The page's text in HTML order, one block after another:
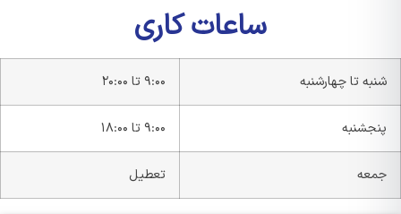
ساعات کاری
تا چهارشنبه ۹:۰۰ تا ۲۰:۰۰
۹:۰۰ تا ۱۸:۰۰
تعطیل